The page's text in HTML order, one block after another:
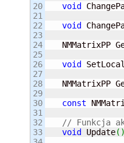
20
21
22
23
24
25
26
27
28
29
30
31
32
33
void
void
NMMatrixPP
void
NMMatrixPP
const
// Funkcja
void Update( )